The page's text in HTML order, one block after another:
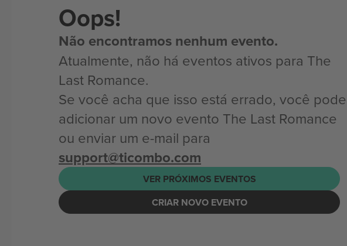
Oops!
Não encontramos nenhum evento.
Atualmente, não há eventos ativos para The
Last Romance.
Se você acha que isso está errado, você pode
adicionar um novo evento The Last Romance
ou enviar um e-mail para
support@ticombo.com
VER PRÓXIMOS EVENTOS
CRIAR NOVO EVENTO